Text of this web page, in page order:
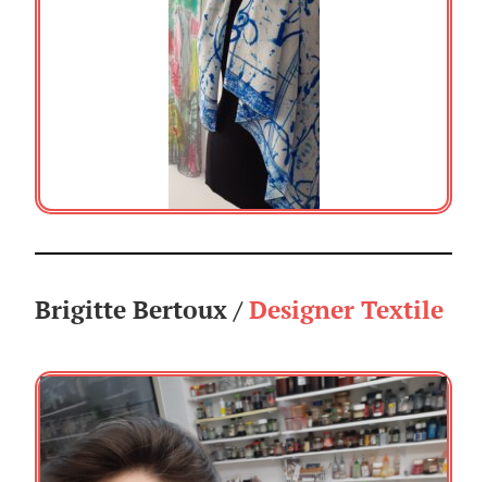
Brigitte Bertoux /Designer Textile